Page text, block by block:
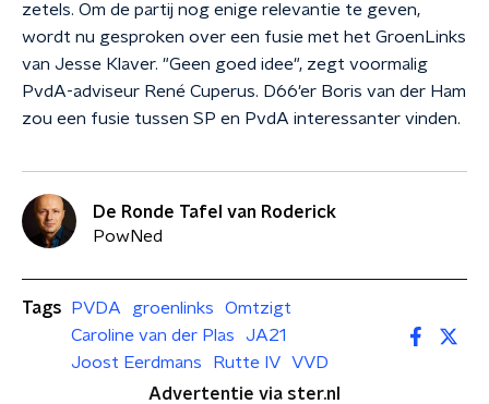
zetels. Om de partij nog enige relevantie te geven,
wordt nu gesproken over een fusie met het GroenLinks
van Jesse Klaver. "Geen goed idee", zegt voormalig
PvdA-adviseur René Cuperus. D66'er Boris van der Ham
zou een fusie tussen SP en PvdA interessanter vinden.
De Ronde Tafel van Roderick
PowNed
Tags PVDA groenlinks
Omtzigt
Caroline van der Plas
JA21
Joost Eerdmans
Rutte IV
VVD
Advertentie via ster.nl